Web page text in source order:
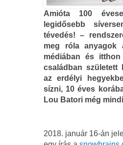
Amióta 100
legidősebb
tévedés! –
meg róla anyagok
médiában és
családban született
az erdélyi
sízni, 10 éves
Lou Batori még
2018. január 16-án